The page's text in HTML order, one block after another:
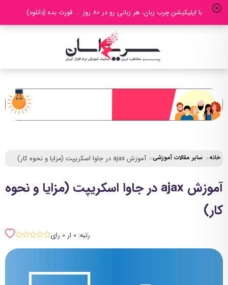
با اپلیکیشن چرب زبان، هر زبانی رو در 80 روز ... قورت بده (دانلود)
خانه سایر مقالات آموزشی آموزش ajax در جاوا اسکریپت (مزایا و نحوه کار)
آموزش ajax در جاوا اسکریپت (مزایا و نحوه
کار)
رتبه: 0 ار 0 رای sssss